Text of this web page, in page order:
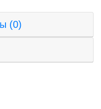
(0)